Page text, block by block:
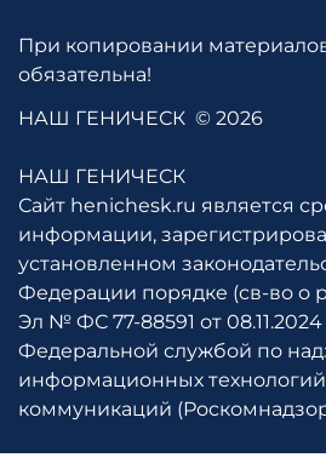
При копировании
обязательна!
НАШ ГЕНИЧЕСК © 2026
НАШ ГЕНИЧЕСК
Сайт henichesk.ru является
информации,
установленном
Федерации порядке (св-во о
Эл № ФС 77-88591 от
Федеральной службой по
информационных
коммуникаций